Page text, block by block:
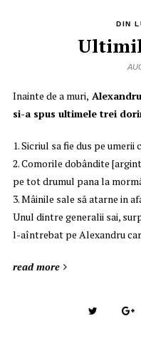
DIN
Inainte de a muri,
si-a spus ultimele trei
1. Sicriul sa fie dus pe
2. Comorile dobândite
pe tot drumul pana la
3. Mâinile sale să atarne in
Unul dintre generalii sai,
l-aîntrebat pe Alexandru
read more